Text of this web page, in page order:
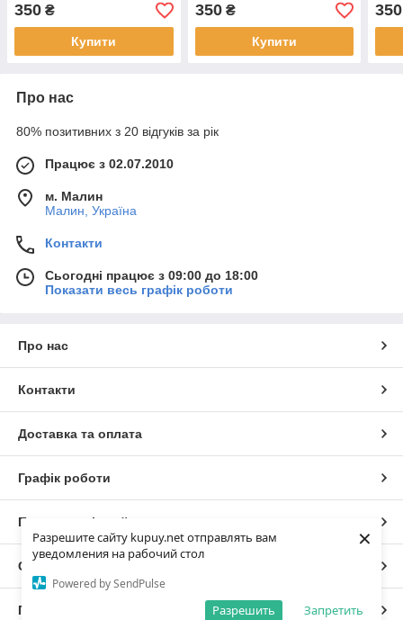
Разрешите сайту kupuy.net отправлять вам
уведомления на рабочий стол
Powered by SendPulse
Запретить
Разрешить
×
350 ₴
Купити
350₴
Купити
350
Про нас
80% позитивних з 20 відгуків за рік
Працює з 02.07.2010
м. Малин
Малин, Україна
Контакти
Сьогодні працює з 09:00 до 18:00
Показати весь графік роботи
Про нас
Контакти
Доставка та оплата
Графік роботи
Повна версія сайту
Сайт створено на маркетплейсі
Політика конфіденційності